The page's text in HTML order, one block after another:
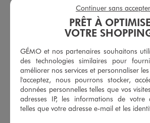
4/5 de moyenne
(1 avis)
RETROUVEZ NOS CATÉGORIES
CHAUSSURES POUR TOUTE
PRÊT À
VOTRE
GÉMO et nos partenaires souhaitons
des technologies similaires pour
améliorer nos services et personnaliser
l'acceptez, nous pourrons stocker,
données personnelles telles que vos
adresses IP, les informations de votre
telles que votre adresse e-mail et les
Continuer sans accepter